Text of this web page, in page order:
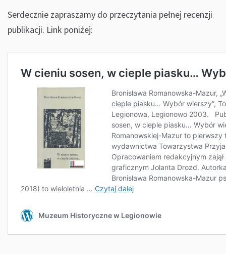
Serdecznie zapraszamy do przeczytania pełnej recenzji
publikacji. Link poniżej: